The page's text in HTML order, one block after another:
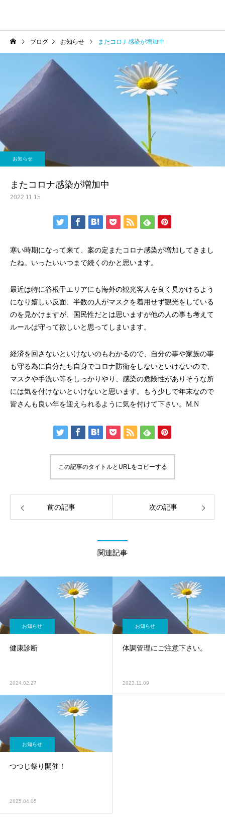
ブログ お知らせ またコロナ感染が増加中
お知らせ
またコロナ感染が増加中
2022.11.15
寒い時期になって来て、案の定またコロナ感染が増加してきまし
たね。いったいいつまで続くのかと思います。
最近は特に谷根千エリアにも海外の観光客人を良く見かけるよう
になり嬉しい反面、半数の人がマスクを着用せず観光をしている
のを見かけますが、国民性だとは思いますが他の人の事も考えて
ルールは守って欲しいと思ってしまいます。
経済を回さないといけないのもわかるので、自分の事や家族の事
も守る為に自分たち自身でコロナ防衛をしないといけないので、
マスクや手洗い等をしっかりやり、感染の危険性がありそうな所
には気を付けないといけないと思います。もう少しで年末なので
皆さんも良い年を迎えられるように気を付けて下さい。M.N
この記事のタイトルとURLをコピーする
前の記事 次の記事
関連記事
お知らせ
健康診断
2024.02.27
お知らせ
体調管理にご注意下さい。
2023.11.09
お知らせ
つつじ祭り開催！
2025.04.05